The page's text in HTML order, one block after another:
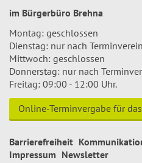
im Bürgerbüro Brehna
Montag: geschlossen
Dienstag: nur nach
Mittwoch: geschlossen
Donnerstag: nur nach
Freitag: 09:00 - 12:00 Uhr.
Online-Terminvergabe für
Barrierefreiheit
Impressum Newsletter